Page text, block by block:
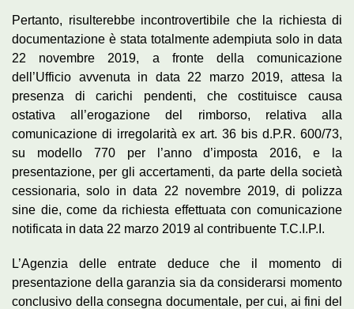
Pertanto, risulterebbe incontrovertibile che la richiesta di
documentazione è stata totalmente adempiuta solo in data
22 novembre 2019, a fronte della comunicazione
dell’Ufficio avvenuta in data 22 marzo 2019, attesa la
presenza di carichi pendenti, che costituisce causa
ostativa all’erogazione del rimborso, relativa alla
comunicazione di irregolarità ex art. 36 bis d.P.R. 600/73,
su modello 770 per l’anno d’imposta 2016, e la
presentazione, per gli accertamenti, da parte della società
cessionaria, solo in data 22 novembre 2019, di polizza
sine die, come da richiesta effettuata con comunicazione
notificata in data 22 marzo 2019 al contribuente T.C.I.P.I.
L’Agenzia delle entrate deduce che il momento di
presentazione della garanzia sia da considerarsi momento
conclusivo della consegna documentale, per cui, ai fini del